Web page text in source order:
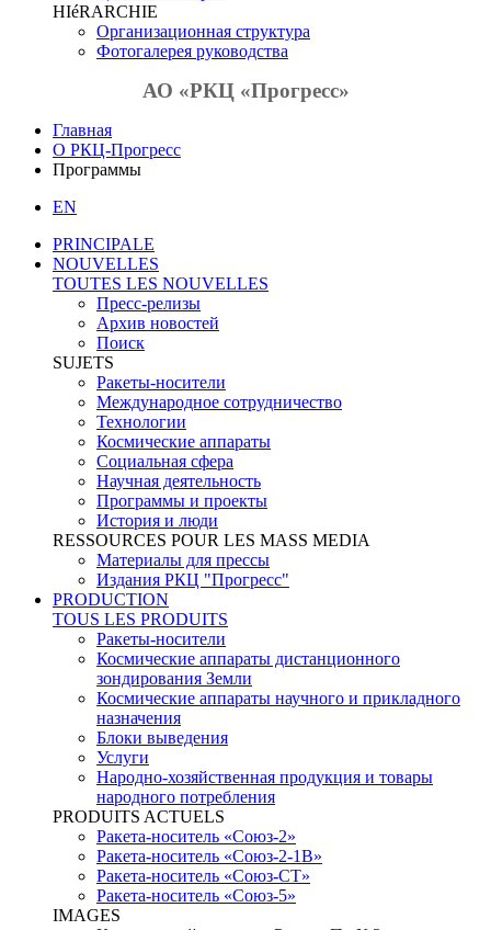
HIéRARCHIE
Организационная структура
Фотогалерея руководства
АО «РКЦ «Прогресс»
Главная
О РКЦ-Прогресс
Программы
EN
PRINCIPALE
NOUVELLES
TOUTES LES NOUVELLES
Пресс-релизы
Архив новостей
Поиск
SUJETS
Ракеты-носители
Международное сотрудничество
Технологии
Космические аппараты
Социальная сфера
Научная деятельность
Программы и проекты
История и люди
RESSOURCES POUR LES MASS MEDIA
Материалы для прессы
Издания РКЦ "Прогресс"
PRODUCTION
TOUS LES PRODUITS
Ракеты-носители
Космические аппараты дистанционного
зондирования Земли
Космические аппараты научного и прикладного
назначения
Блоки выведения
Услуги
Народно-хозяйственная продукция и товары
народного потребления
PRODUITS ACTUELS
Ракета-носитель «Союз-2»
Ракета-носитель «Союз-2-1В»
Ракета-носитель «Союз-СТ»
Ракета-носитель «Союз-5»
IMAGES